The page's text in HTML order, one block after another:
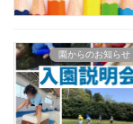
園からのお知らせ